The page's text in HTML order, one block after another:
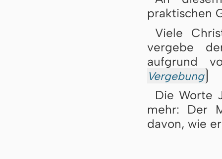
praktischen
Viele
vergebe
aufgrund
Vergebung
Die Worte
mehr: Der
davon, wie